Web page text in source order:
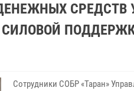
Сотрудники СОБР «Таран»